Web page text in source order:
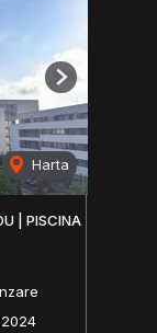
Harta
Next
| PISCINA
2024